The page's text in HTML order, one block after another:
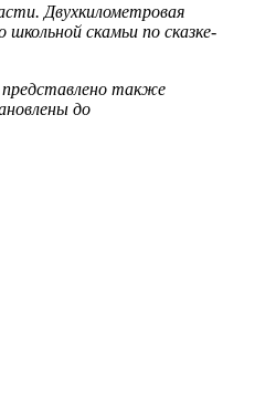
Двухкилометровая
скамьи по сказке-
представлено также
до